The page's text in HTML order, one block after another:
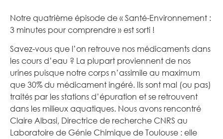
Notre quatrième épisode de « Santé-Environnement :
3 minutes pour comprendre » est sorti !
Savez-vous que l’on retrouve nos médicaments dans
les cours d’eau ? La plupart proviennent de nos
urines puisque notre corps n’assimile au maximum
que 30% du médicament ingéré. Ils sont mal (ou pas)
traités par les stations d’épuration et se retrouvent
dans les milieux aquatiques. Nous avons rencontré
Claire Albasi, Directrice de recherche CNRS au
Laboratoire de Génie Chimique de Toulouse : elle